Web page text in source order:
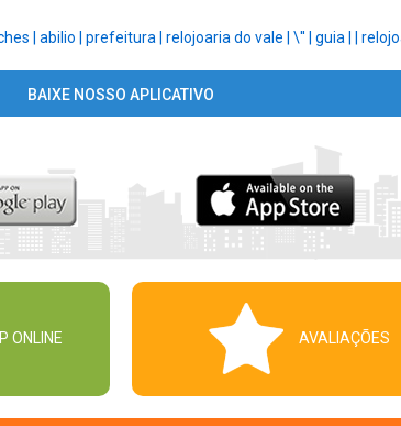
| abilio | prefeitura | relojoaria do vale | \'' | guia |
BAIXE NOSSO APLICATIVO
ONLINE AVALIAÇÕES